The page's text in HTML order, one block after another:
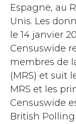
Espagne, au
Unis. Les
le 14 janvier
Censuswide
membres de
(MRS) et suit
MRS et les
Censuswide
British Polling